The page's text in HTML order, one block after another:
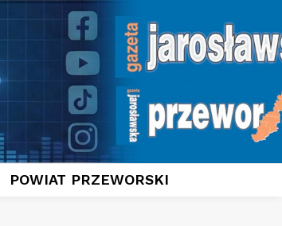
POWIAT PRZEWORSKI